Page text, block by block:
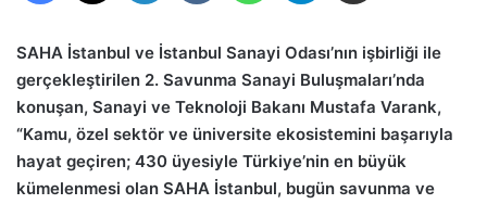
SAHA İstanbul ve İstanbul Sanayi Odası’nın işbirliği ile
gerçekleştirilen 2. Savunma Sanayi Buluşmaları’nda
konuşan, Sanayi ve Teknoloji Bakanı Mustafa Varank,
“Kamu, özel sektör ve üniversite ekosistemini başarıyla
hayat geçiren; 430 üyesiyle Türkiye’nin en büyük
kümelenmesi olan SAHA İstanbul, bugün savunma ve